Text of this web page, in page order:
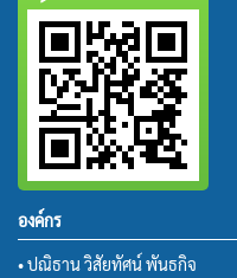
องค์กร
• ปณิธาน วิสัยทัศน์ พันธกิจ